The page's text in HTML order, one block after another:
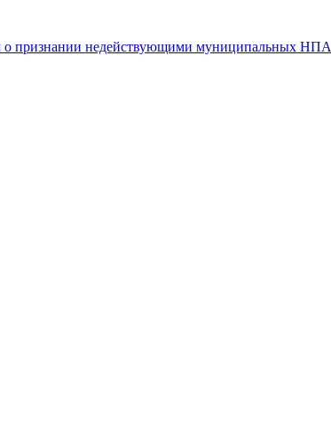
о признании недействующими муниципальных НПА